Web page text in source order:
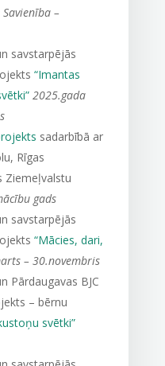
–
savstarpējās
“Imantas
2025.gada
sadarbībā ar
Rīgas
Ziemeļvalstu
gads
savstarpējās
“Mācies, dari,
– 30.novembris
Pārdaugavas BJC
– bērnu
svētki”